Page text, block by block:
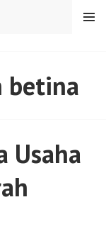
MENU
betina
Usaha